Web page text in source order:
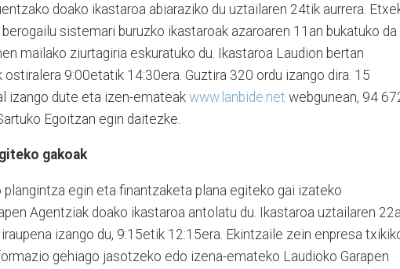
doako ikastaroa abiaraziko du uztailaren 24tik aurrera.
sistemari buruzko ikastaroak azaroaren 11an bukatuko da
mailako ziurtagiria eskuratuko du. Ikastaroa Laudion bertan
9:00etatik 14:30era. Guztira 320 ordu izango dira. 15
izango dute eta izen-emateak www.lanbide.net webgunean, 94
Egoitzan egin daitezke.
gakoak
egin eta finantzaketa plana egiteko gai izateko
Agentziak doako ikastaroa antolatu du. Ikastaroa uztailaren
izango du, 9:15etik 12:15era. Ekintzaile zein enpresa
gehiago jasotzeko edo izena-emateko Laudioko Garapen